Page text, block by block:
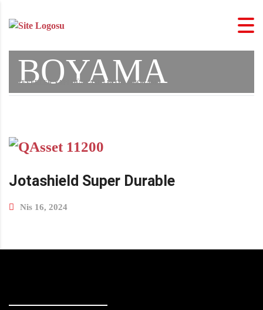
BOYAMA
TEVERLER YAPI DÜNYASI >BLOG> BOYAMA
Jotashield Super Durable
Nis 16, 2024